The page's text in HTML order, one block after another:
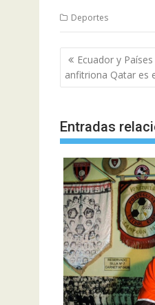
Deportes
Navegación
de
entradas
Ecuador y
anfitriona Qatar es
Entradas